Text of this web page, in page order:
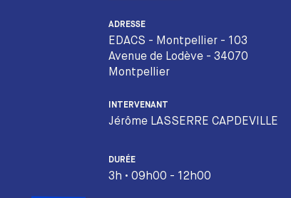
ADRESSE
EDACS - Montpellier - 103
Avenue de Lodève - 34070
Montpellier
INTERVENANT
Jérôme LASSERRE CAPDEVILLE
DURÉE
3h • 09h00 - 12h00